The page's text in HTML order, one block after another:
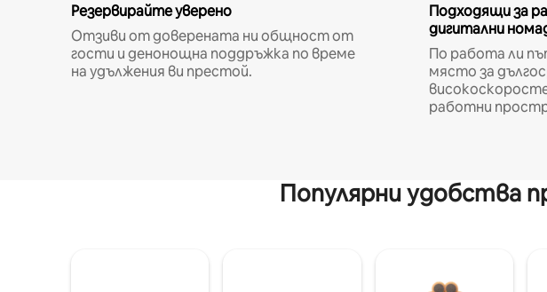
Резервирайте уверено
Отзиви от доверената ни общност от
гости и денонощна поддръжка по време
на удължения ви престой.
Подходящи за
дигитални
По работа ли
място за
работни
Популярни удобства